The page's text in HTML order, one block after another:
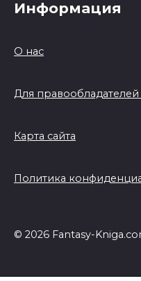
Информация
О нас
Для
Карта сайта
Политика
© 2026 Fantasy-